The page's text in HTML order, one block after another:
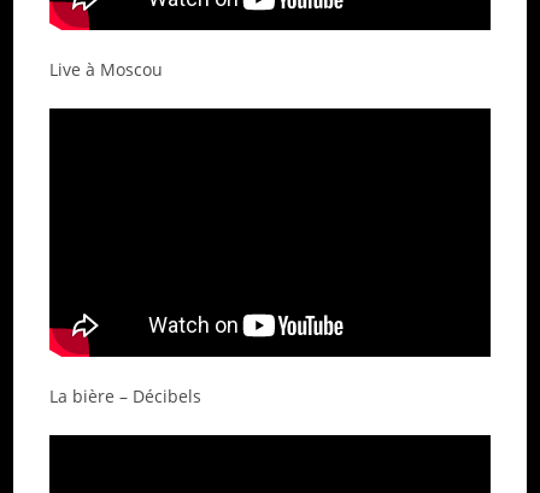
Live à Moscou
La bière – Décibels